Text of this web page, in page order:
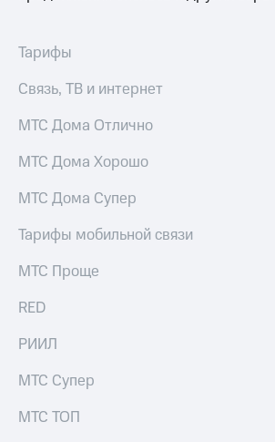
Тарифы
Связь, ТВ и интернет
МТС Дома Отлично
МТС Дома Хорошо
МТС Дома Супер
Тарифы мобильной связи
МТС Проще
RED
РИИЛ
МТС Супер
МТС ТОП